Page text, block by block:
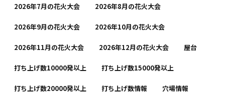
2026年7月の花火大会 2026年8月の花火大会
2026年9月の花火大会 2026年10月の花火大会
2026年11月の花火大会 2026年12月の花火大会 屋台
打ち上げ数10000発以上 打ち上げ数15000発以上
打ち上げ数20000発以上 打ち上げ数情報 穴場情報